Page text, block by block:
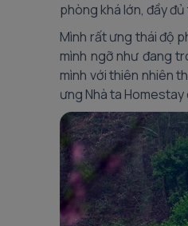
phòng khá lớn, đầy
Mình rất ưng thái độ
mình ngỡ như đang
mình với thiên nhiên
ưng Nhà ta Homestay